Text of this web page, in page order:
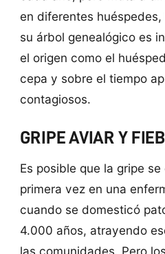
en diferentes
su árbol genealógico es
el origen como el
cepa y sobre el tiempo
contagiosos.
GRIPE AVIAR Y
Es posible que la gripe
primera vez en una
cuando se domesticó
4.000 años, atrayendo
las comunidades. Pero